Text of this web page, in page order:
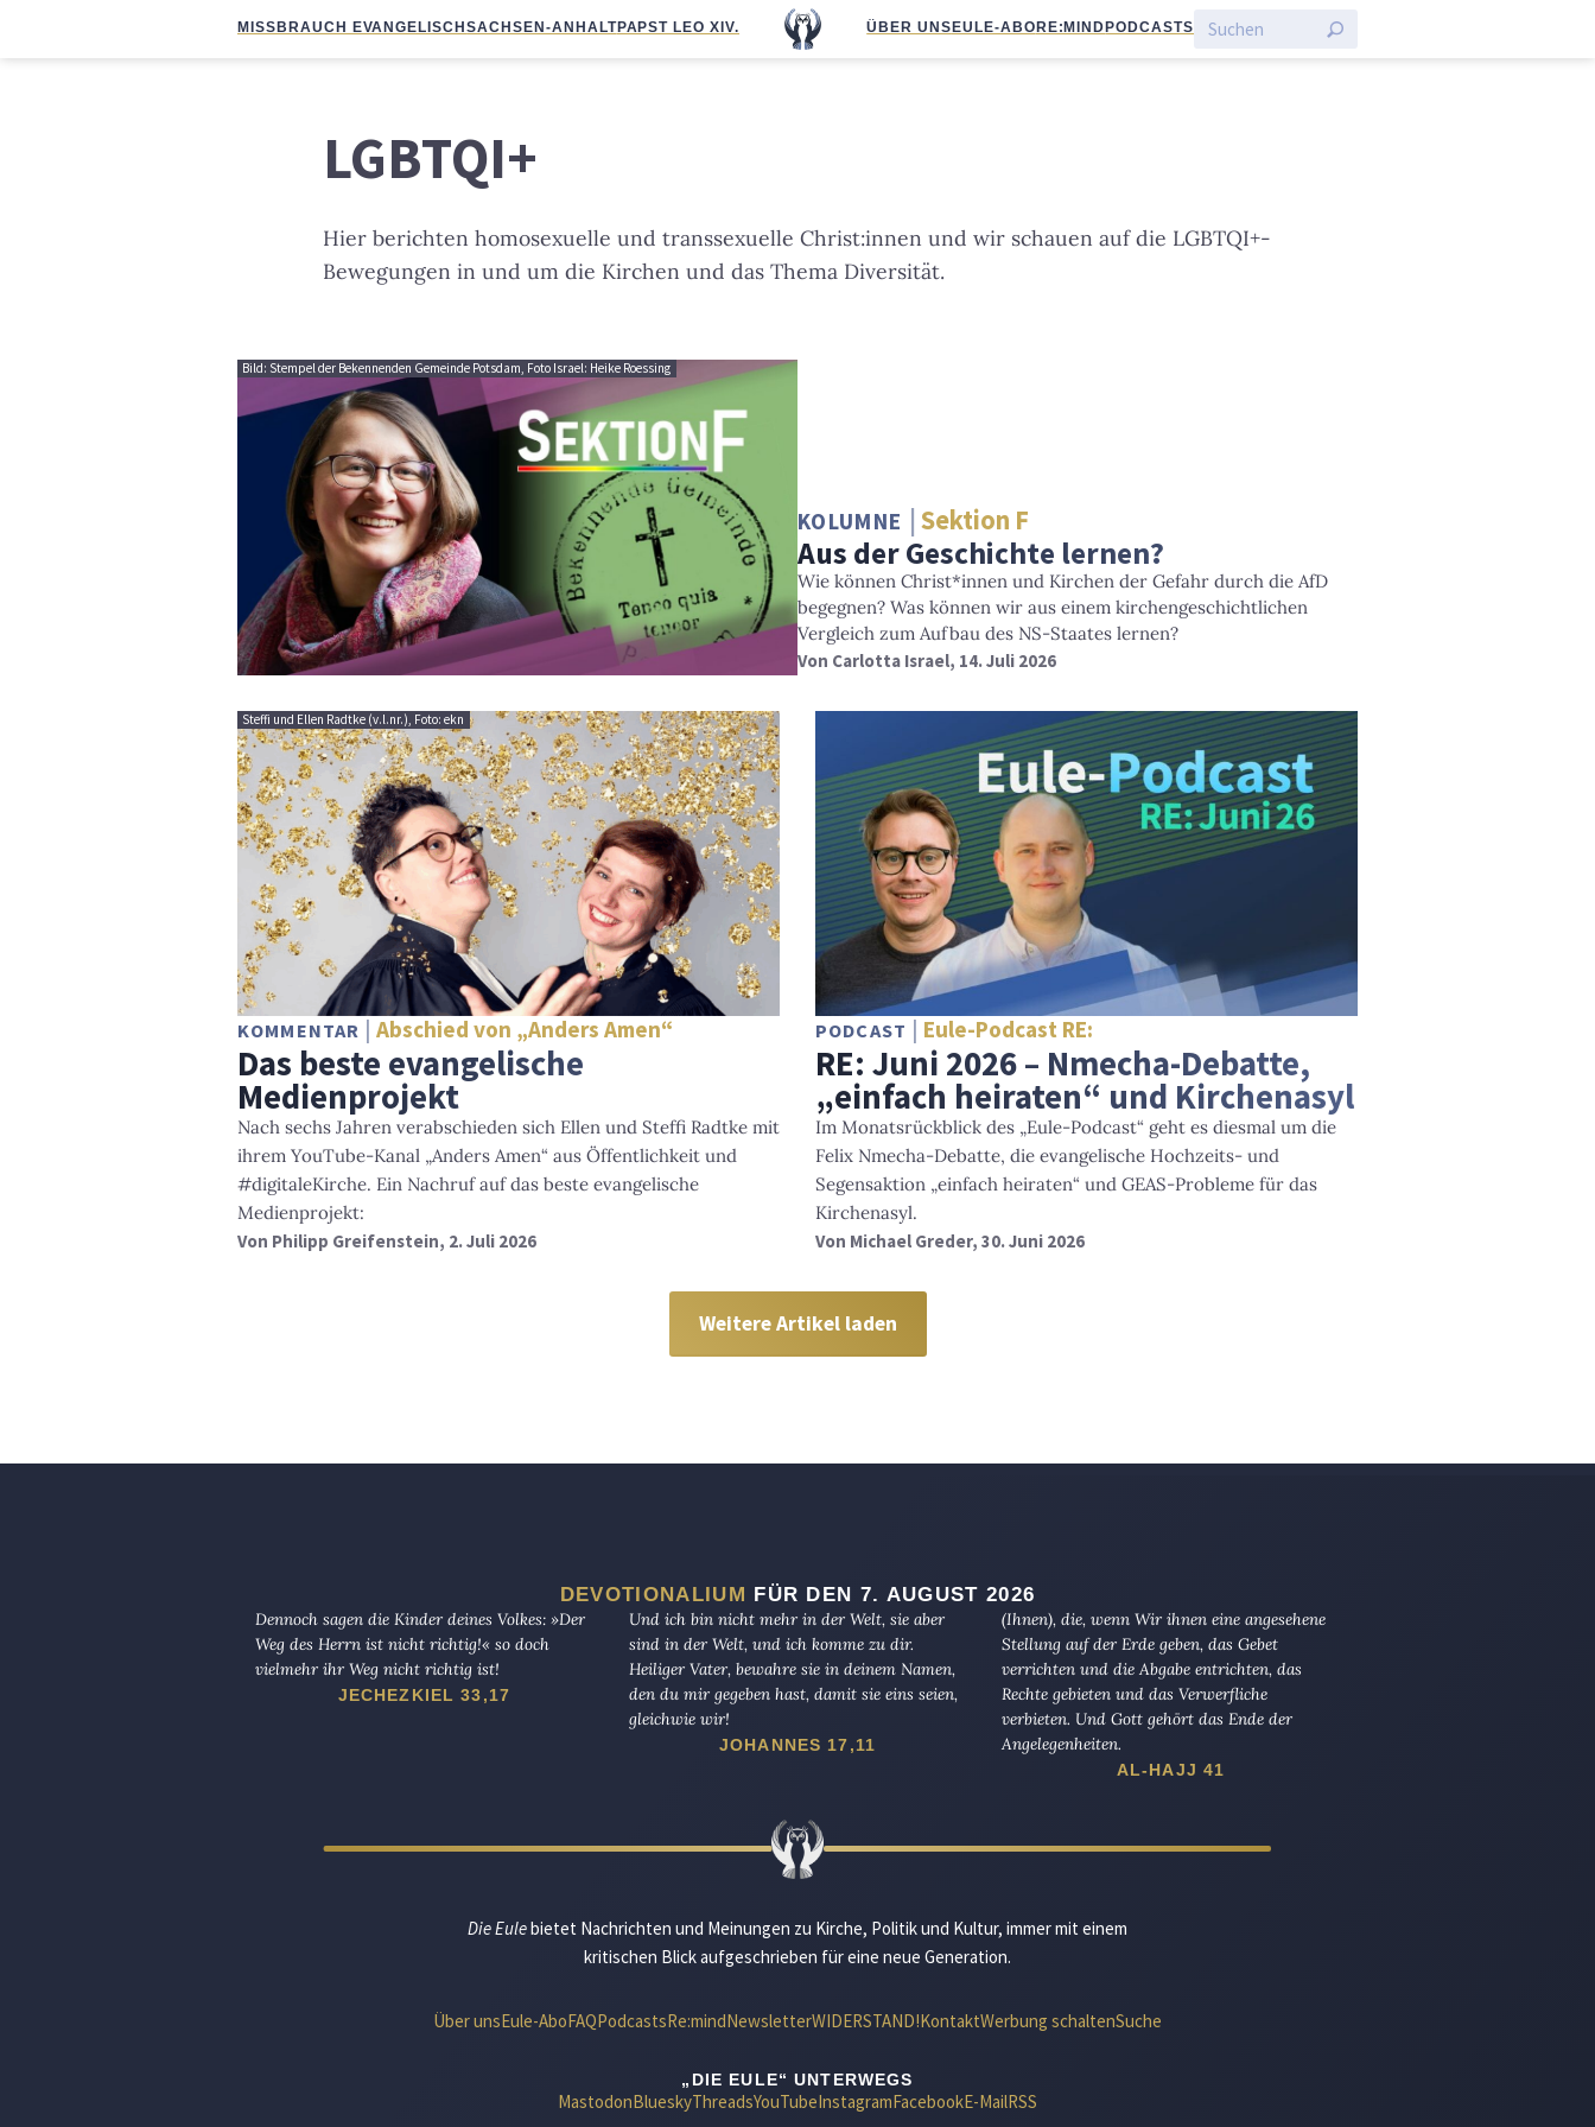
MISSBRAUCH EVANGELISCHSACHSEN-ANHALTPAPST LEO XIV. ÜBER UNS EULE-ABO RE:MIND PODCASTS
LGBTQI+
Hier berichten homosexuelle und transsexuelle Christ:innen und wir schauen auf die LGBTQI+-
Bewegungen in und um die Kirchen und das Thema Diversität.
Bild: Stempel der Bekennenden Gemeinde Potsdam, Foto Israel: Heike Roessing
KOLUMNE Sektion F
Aus der Geschichte lernen?
Wie können Christ*innen und Kirchen der Gefahr durch die AfD
begegnen? Was können wir aus einem kirchengeschichtlichen
Vergleich zum Aufbau des NS-Staates lernen?
Von Carlotta Israel, 14. Juli 2026
Steffi und Ellen Radtke (v.l.nr.), Foto: ekn
KOMMENTAR Abschied von „Anders Amen“
Das beste evangelische
Medienprojekt
Nach sechs Jahren verabschieden sich Ellen und Steffi Radtke mit
ihrem YouTube-Kanal „Anders Amen“ aus Öffentlichkeit und
#digitaleKirche. Ein Nachruf auf das beste evangelische
Medienprojekt:
Von Philipp Greifenstein, 2. Juli 2026
PODCAST Eule-Podcast RE:
RE: Juni 2026 – Nmecha-Debatte,
„einfach heiraten“ und Kirchenasyl
Im Monatsrückblick des „Eule-Podcast“ geht es diesmal um die
Felix Nmecha-Debatte, die evangelische Hochzeits- und
Segensaktion „einfach heiraten“ und GEAS-Probleme für das
Kirchenasyl.
Von Michael Greder, 30. Juni 2026
Weitere Artikel laden
DEVOTIONALIUM FÜR DEN 7. AUGUST 2026
Dennoch sagen die Kinder deines Volkes: »Der
Weg des Herrn ist nicht richtig!« so doch
vielmehr ihr Weg nicht richtig ist!
JECHEZKIEL 33,17
Und ich bin nicht mehr in der Welt, sie aber
sind in der Welt, und ich komme zu dir.
Heiliger Vater, bewahre sie in deinem Namen,
den du mir gegeben hast, damit sie eins seien,
gleichwie wir!
JOHANNES 17,11
(Ihnen), die, wenn Wir ihnen eine angesehene
Stellung auf der Erde geben, das Gebet
verrichten und die Abgabe entrichten, das
Rechte gebieten und das Verwerfliche
verbieten. Und Gott gehört das Ende der
Angelegenheiten.
AL-HAJJ 41
Die Eulebietet Nachrichten und Meinungen zu Kirche, Politik und Kultur, immer mit einem
kritischen Blick aufgeschrieben für eine neue Generation.
Über unsEule-AboFAQPodcastsRe:mindNewsletterWIDERSTAND!KontaktWerbung schaltenSuche
„DIE EULE“ UNTERWEGS
MastodonBlueskyThreadsYouTubeInstagramFacebookE-MailRSS